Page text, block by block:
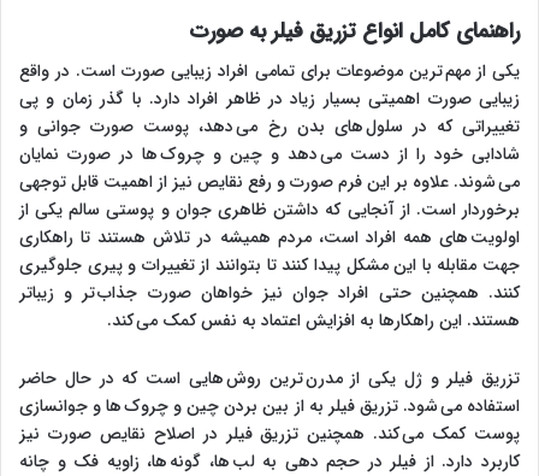
راهنمای کامل انواع تزریق فیلر به صورت
یکی از مهم ترین موضوعات برای تمامی افراد زیبایی صورت است. در واقع
زیبایی صورت اهمیتی بسیار زیاد در ظاهر افراد دارد. با گذر زمان و پی
تغییراتی که در سلول های بدن رخ می دهد، پوست صورت جوانی و
شادابی خود را از دست می دهد و چین و چروک ها در صورت نمایان
می شوند. علاوه بر این فرم صورت و رفع نقایص نیز از اهمیت قابل توجهی
برخوردار است. از آنجایی که داشتن ظاهری جوان و پوستی سالم یکی از
اولویت های همه افراد است، مردم همیشه در تلاش هستند تا راهکاری
جهت مقابله با این مشکل پیدا کنند تا بتوانند از تغییرات و پیری جلوگیری
کنند. همچنین حتی افراد جوان نیز خواهان صورت جذاب تر و زیباتر
هستند. این راهکارها به افزایش اعتماد به نفس کمک می کند.
تزریق فیلر و ژل یکی از مدرن ترین روش هایی است که در حال حاضر
استفاده می شود. تزریق فیلر به از بین بردن چین و چروک ها و جوانسازی
پوست کمک می کند. همچنین تزریق فیلر در اصلاح نقایص صورت نیز
کاربرد دارد. از فیلر در حجم دهی به لب ها، گونه ها، زاویه فک و چانه